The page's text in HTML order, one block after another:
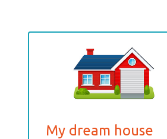
My dream house